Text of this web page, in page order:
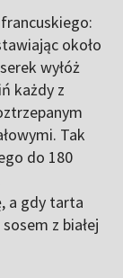
około
wyłóż
każdy z
Tak
do 180
a gdy tarta
z białej